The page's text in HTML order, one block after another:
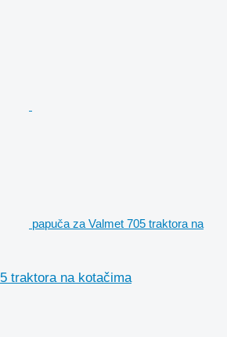
papuča za Valmet 705 traktora na
traktora na kotačima